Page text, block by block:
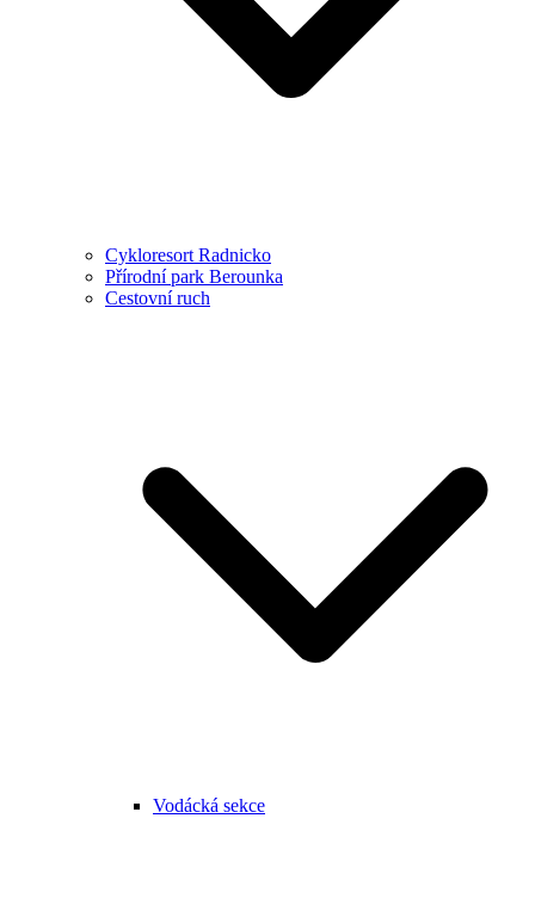
Cykloresort Radnicko
Přírodní park Berounka
Cestovní ruch
Vodácká sekce